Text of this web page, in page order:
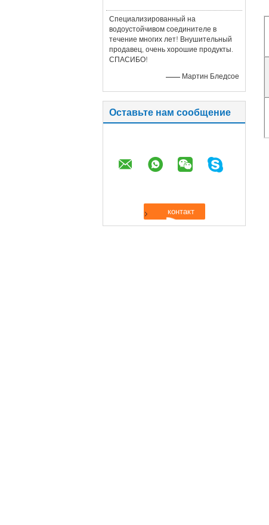
Специализированный на
водоустойчивом соединителе в
течение многих лет! Внушительный
продавец, очень хорошие продукты.
СПАСИБО!
—— Мартин Бледсое
Оставьте нам сообщение